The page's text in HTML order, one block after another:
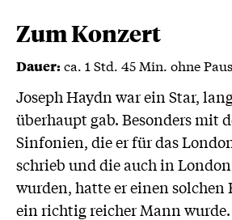
Zum Konzert
Dauer:ca. 1 Std. 45 Min. ohne
Joseph Haydn war ein Star,
überhaupt gab. Besonders mit
Sinfonien, die er für das
schrieb und die auch in
wurden, hatte er einen solchen
ein richtig reicher Mann wurde.